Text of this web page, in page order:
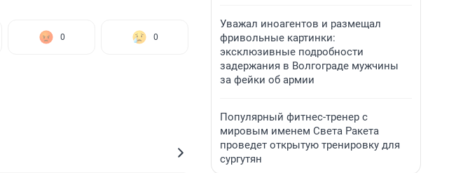
0 0
Уважал иноагентов и размещал
фривольные картинки:
эксклюзивные подробности
задержания в Волгограде мужчины
за фейки об армии
Популярный фитнес-тренер с
мировым именем Света Ракета
проведет открытую тренировку для
сургутян